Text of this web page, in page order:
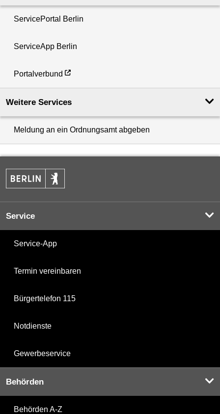
ServicePortal Berlin
ServiceApp Berlin
Portalverbund
Weitere Services
Meldung an ein Ordnungsamt abgeben
Service
Service-App
Termin vereinbaren
Bürgertelefon 115
Notdienste
Gewerbeservice
Behörden
Behörden A-Z